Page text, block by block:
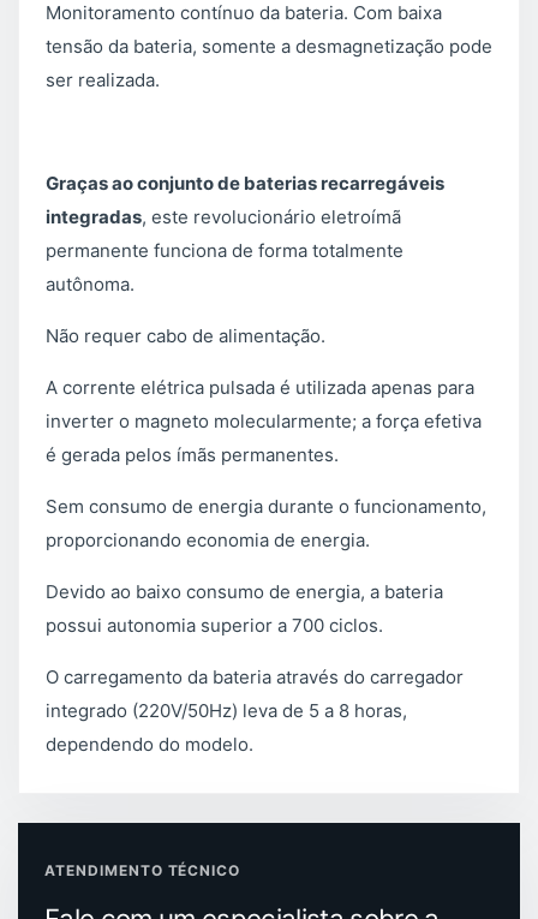
Monitoramento contínuo da bateria. Com baixa
tensão da bateria, somente a desmagnetização pode
ser realizada.
Graças ao conjunto de baterias recarregáveis ​​
integradas, este revolucionário eletroímã
permanente funciona de forma totalmente
autônoma.
Não requer cabo de alimentação.
A corrente elétrica pulsada é utilizada apenas para
inverter o magneto molecularmente; a força efetiva
é gerada pelos ímãs permanentes.
Sem consumo de energia durante o funcionamento,
proporcionando economia de energia.
Devido ao baixo consumo de energia, a bateria
possui autonomia superior a 700 ciclos.
O carregamento da bateria através do carregador
integrado (220V/50Hz) leva de 5 a 8 horas,
dependendo do modelo.
ATENDIMENTO TÉCNICO